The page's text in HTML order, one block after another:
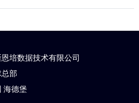
培数据技术有限公司
部
海德堡